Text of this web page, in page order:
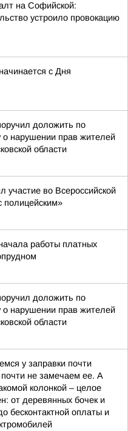
на Софийской:
устроило провокацию
с Дня
доложить по
о нарушении прав жителей
области
участие во Всероссийской
полицейским»
работы платных
доложить по
о нарушении прав жителей
области
у заправки почти
не замечаем ее. А
колонкой – целое
от деревянных бочек и
бесконтактной оплаты и